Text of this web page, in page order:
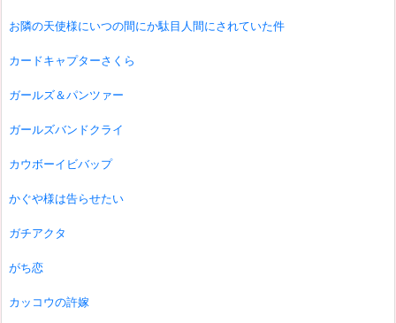
お隣の天使様にいつの間にか駄目人間にされていた件
カードキャプターさくら
ガールズ＆パンツァー
ガールズバンドクライ
カウボーイビバップ
かぐや様は告らせたい
ガチアクタ
がち恋
カッコウの許嫁